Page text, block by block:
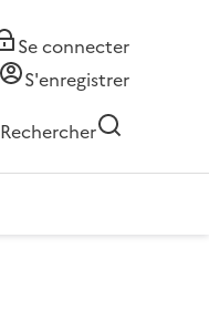
Se connecter
S'enregistrer
Rechercher